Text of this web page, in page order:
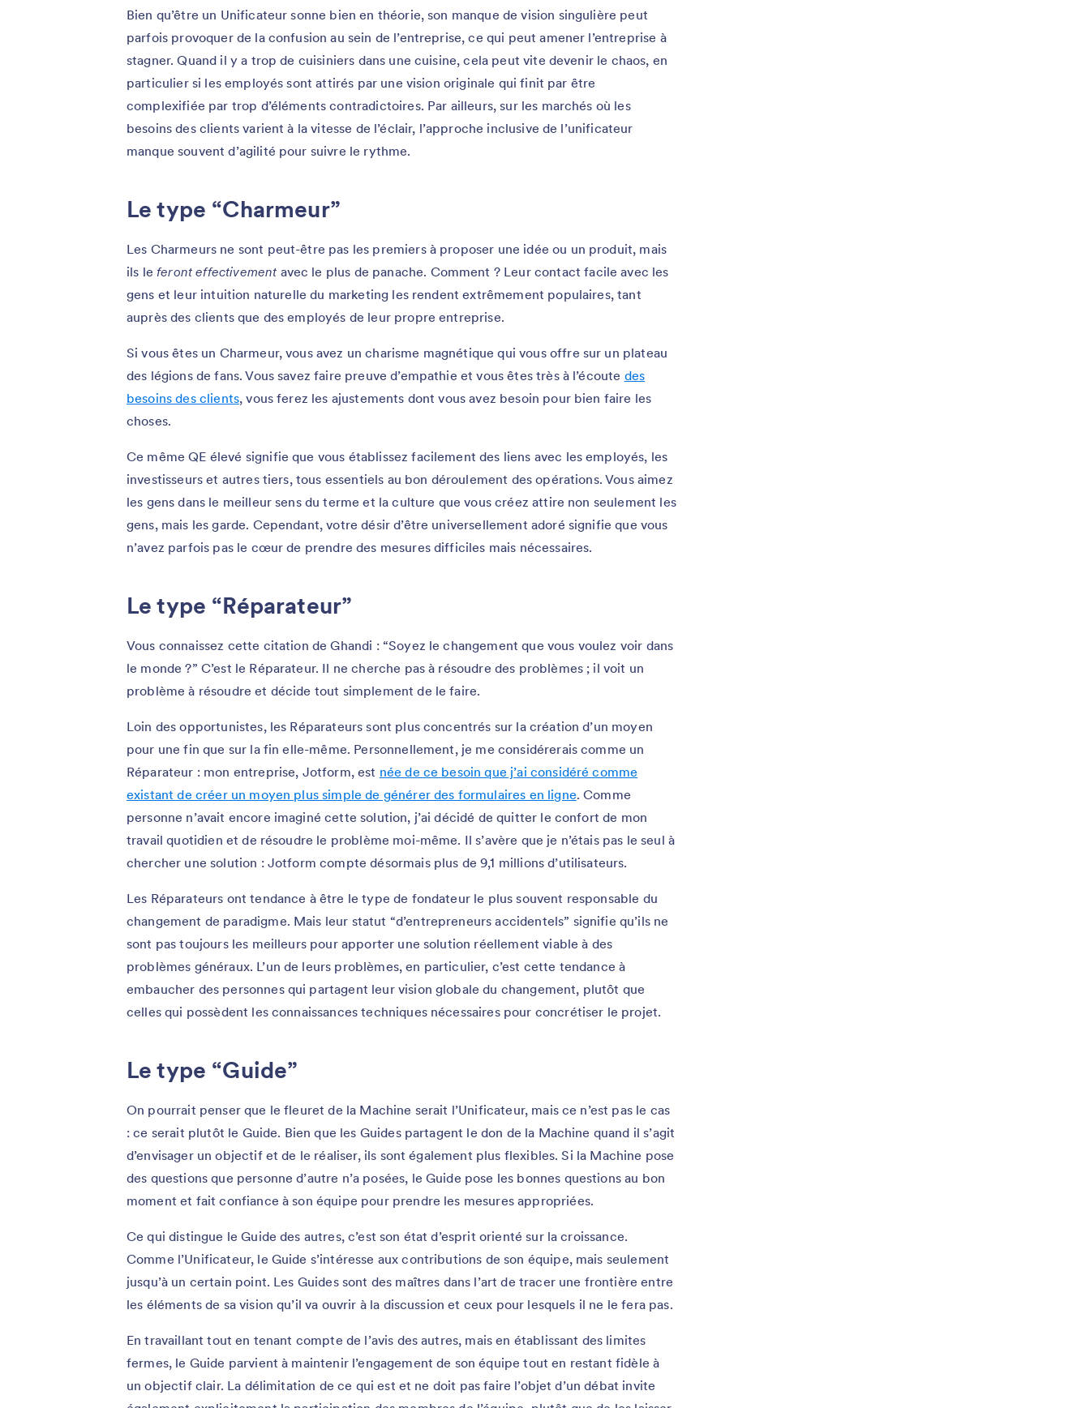
Bien qu’être un Unificateur sonne bien en théorie, son manque de vision singulière peut
parfois provoquer de la confusion au sein de l’entreprise, ce qui peut amener l’entreprise à
stagner. Quand il y a trop de cuisiniers dans une cuisine, cela peut vite devenir le chaos, en
particulier si les employés sont attirés par une vision originale qui finit par être
complexifiée par trop d’éléments contradictoires. Par ailleurs, sur les marchés où les
besoins des clients varient à la vitesse de l’éclair, l’approche inclusive de l’unificateur
manque souvent d’agilité pour suivre le rythme.
Le type “Charmeur”
Les Charmeurs ne sont peut-être pas les premiers à proposer une idée ou un produit, mais
ils leferont effectivement avec le plus de panache. Comment ? Leur contact facile avec les
gens et leur intuition naturelle du marketing les rendent extrêmement populaires, tant
auprès des clients que des employés de leur propre entreprise.
Si vous êtes un Charmeur, vous avez un charisme magnétique qui vous offre sur un plateau
des légions de fans. Vous savez faire preuve d’empathie et vous êtes très à l’écoute des
besoins des clients, vous ferez les ajustements dont vous avez besoin pour bien faire les
choses.
Ce même QE élevé signifie que vous établissez facilement des liens avec les employés, les
investisseurs et autres tiers, tous essentiels au bon déroulement des opérations. Vous aimez
les gens dans le meilleur sens du terme et la culture que vous créez attire non seulement les
gens, mais les garde. Cependant, votre désir d’être universellement adoré signifie que vous
n’avez parfois pas le cœur de prendre des mesures difficiles mais nécessaires.
Le type “Réparateur”
Vous connaissez cette citation de Ghandi : “Soyez le changement que vous voulez voir dans
le monde ?” C’est le Réparateur. Il ne cherche pas à résoudre des problèmes ; il voit un
problème à résoudre et décide tout simplement de le faire.
Loin des opportunistes, les Réparateurs sont plus concentrés sur la création d’un moyen
pour une fin que sur la fin elle-même. Personnellement, je me considérerais comme un
Réparateur : mon entreprise, Jotform, est née de ce besoin que j’ai considéré comme
existant de créer un moyen plus simple de générer des formulaires en ligne. Comme
personne n’avait encore imaginé cette solution, j’ai décidé de quitter le confort de mon
travail quotidien et de résoudre le problème moi-même. Il s’avère que je n’étais pas le seul à
chercher une solution : Jotform compte désormais plus de 9,1 millions d’utilisateurs.
Les Réparateurs ont tendance à être le type de fondateur le plus souvent responsable du
changement de paradigme. Mais leur statut “d’entrepreneurs accidentels” signifie qu’ils ne
sont pas toujours les meilleurs pour apporter une solution réellement viable à des
problèmes généraux. L’un de leurs problèmes, en particulier, c’est cette tendance à
embaucher des personnes qui partagent leur vision globale du changement, plutôt que
celles qui possèdent les connaissances techniques nécessaires pour concrétiser le projet.
Le type “Guide”
On pourrait penser que le fleuret de la Machine serait l’Unificateur, mais ce n’est pas le cas
: ce serait plutôt le Guide. Bien que les Guides partagent le don de la Machine quand il s’agit
d’envisager un objectif et de le réaliser, ils sont également plus flexibles. Si la Machine pose
des questions que personne d’autre n’a posées, le Guide pose les bonnes questions au bon
moment et fait confiance à son équipe pour prendre les mesures appropriées.
Ce qui distingue le Guide des autres, c’est son état d’esprit orienté sur la croissance.
Comme l’Unificateur, le Guide s’intéresse aux contributions de son équipe, mais seulement
jusqu’à un certain point. Les Guides sont des maîtres dans l’art de tracer une frontière entre
les éléments de sa vision qu’il va ouvrir à la discussion et ceux pour lesquels il ne le fera pas.
En travaillant tout en tenant compte de l’avis des autres, mais en établissant des limites
fermes, le Guide parvient à maintenir l’engagement de son équipe tout en restant fidèle à
un objectif clair. La délimitation de ce qui est et ne doit pas faire l’objet d’un débat invite